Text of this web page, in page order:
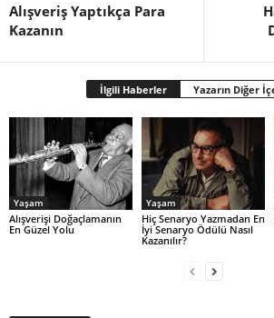
Alışveriş Yaptıkça Para
Kazanın
İlgili Haberler Yazarın Diğer
Yaşam
Alışverişi Doğaçlamanın
En Güzel Yolu
Yaşam
Hiç Senaryo Yazmadan En
İyi Senaryo Ödülü Nasıl
Kazanılır?